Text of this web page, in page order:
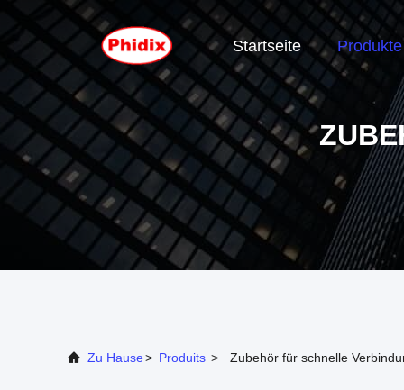
Startseite Produkte
Zu Hause> Produits > Zubehör für schnelle